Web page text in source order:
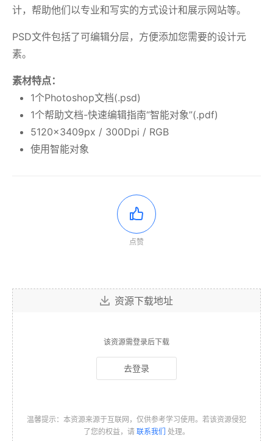
计，帮助他们以专业和写实的方式设计和展示网站等。
PSD文件包括了可编辑分层，方便添加您需要的设计元
素。
素材特点：
1个Photoshop文档(.psd)
1个帮助文档-快速编辑指南“智能对象”(.pdf)
5120x3409px / 300Dpi / RGB
使用智能对象
点赞
资源下载地址
该资源需登录后下载
去登录
温馨提示：本资源来源于互联网，仅供参考学习使用。若该资源侵犯
了您的权益，请 联系我们 处理。